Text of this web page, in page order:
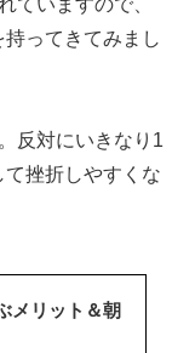
ってきてみまし
反対にいきなり1
挫折しやすくな
メリット＆朝